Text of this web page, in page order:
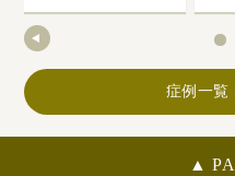
症例一覧
▲